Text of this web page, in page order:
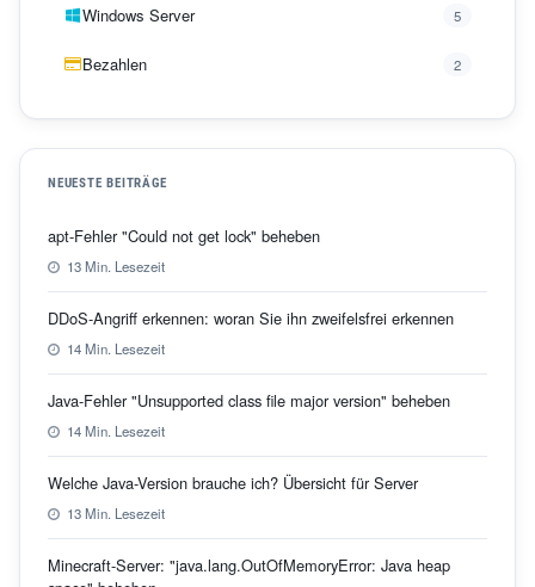
Windows Server 5
Bezahlen 2
NEUESTE BEITRÄGE
apt-Fehler "Could not get lock" beheben
13 Min. Lesezeit
DDoS-Angriff erkennen: woran Sie ihn zweifelsfrei erkennen
14 Min. Lesezeit
Java-Fehler "Unsupported class file major version" beheben
14 Min. Lesezeit
Welche Java-Version brauche ich? Übersicht für Server
13 Min. Lesezeit
Minecraft-Server: "java.lang.OutOfMemoryError: Java heap